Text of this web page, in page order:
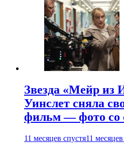
Звезда «Мейр из
Уинслет сняла
фильм — фото со
11 месяцев спустя11